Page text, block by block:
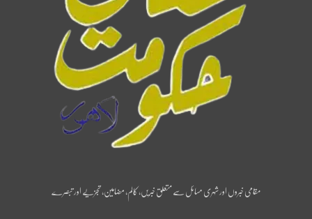
مقامی خبروں اور شہری مسائل سے متعلق خبریں، کالم، مضامین، تجزیے اور تبصرے